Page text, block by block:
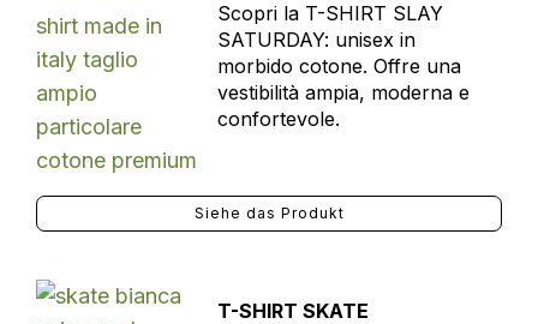
Scopri la T-SHIRT SLAY
SATURDAY: unisex in
morbido cotone. Offre una
vestibilità ampia, moderna e
confortevole.
Siehe das Produkt
T-SHIRT SKATE